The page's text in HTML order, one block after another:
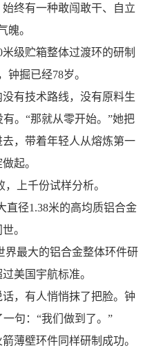
终有一种敢闯敢干、自立
魄。
级贮箱整体过渡环的研制
钟掘已经78岁。
有技术路线，没有原料生
。“那就从零开始。”她把
，带着年轻人从熔炼第一
起。
上千份试样分析。
直径1.38米的高均质铝合金
。
界最大的铝合金整体环件研
美国宇航标准。
，有人悄悄抹了把脸。钟
句：“我们做到了。”
薄壁环件同样研制成功。